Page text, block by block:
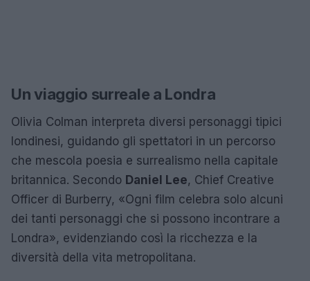
Un viaggio surreale a Londra
Olivia Colman interpreta diversi personaggi tipici
londinesi, guidando gli spettatori in un percorso
che mescola poesia e surrealismo nella capitale
britannica. Secondo Daniel Lee, Chief Creative
Officer di Burberry, «Ogni film celebra solo alcuni
dei tanti personaggi che si possono incontrare a
Londra», evidenziando così la ricchezza e la
diversità della vita metropolitana.